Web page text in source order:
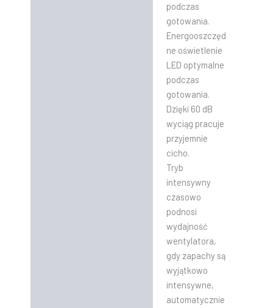
podczas
gotowania.
Energooszczęd
ne oświetlenie
LED optymalne
podczas
gotowania.
Dzięki 60 dB
wyciąg pracuje
przyjemnie
cicho.
Tryb
intensywny
czasowo
podnosi
wydajność
wentylatora,
gdy zapachy są
wyjątkowo
intensywne,
automatycznie